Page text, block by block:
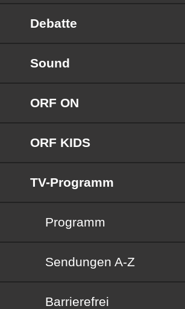
Debatte
Sound
ORF ON
ORF KIDS
TV-Programm
Programm
Sendungen von A bis Z
Sendungen A-Z
Barrierefrei
Barrierefrei